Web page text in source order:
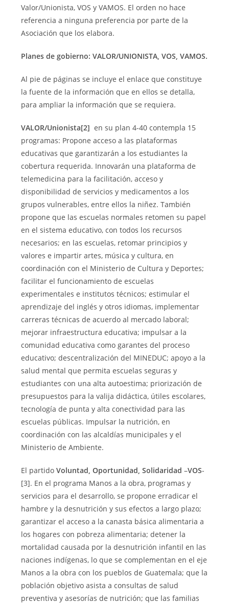
Valor/Unionista, VOS y VAMOS. El orden no hace
referencia a ninguna preferencia por parte de la
Asociación que los elabora.
Planes de gobierno: VALOR/UNIONISTA, VOS, VAMOS.
Al pie de páginas se incluye el enlace que constituye
la fuente de la información que en ellos se detalla,
para ampliar la información que se requiera.
VALOR/Unionista[2] en su plan 4-40 contempla 15
programas: Propone acceso a las plataformas
educativas que garantizarán a los estudiantes la
cobertura requerida. Innovarán una plataforma de
telemedicina para la facilitación, acceso y
disponibilidad de servicios y medicamentos a los
grupos vulnerables, entre ellos la niñez. También
propone que las escuelas normales retomen su papel
en el sistema educativo, con todos los recursos
necesarios; en las escuelas, retomar principios y
valores e impartir artes, música y cultura, en
coordinación con el Ministerio de Cultura y Deportes;
facilitar el funcionamiento de escuelas
experimentales e institutos técnicos; estimular el
aprendizaje del inglés y otros idiomas, implementar
carreras técnicas de acuerdo al mercado laboral;
mejorar infraestructura educativa; impulsar a la
comunidad educativa como garantes del proceso
educativo; descentralización del MINEDUC; apoyo a la
salud mental que permita escuelas seguras y
estudiantes con una alta autoestima; priorización de
presupuestos para la valija didáctica, útiles escolares,
tecnología de punta y alta conectividad para las
escuelas públicas. Impulsar la nutrición, en
coordinación con las alcaldías municipales y el
Ministerio de Ambiente.
El partidoVoluntad, Oportunidad, Solidaridad –VOS-
[3]. En el programa Manos a la obra, programas y
servicios para el desarrollo, se propone erradicar el
hambre y la desnutrición y sus efectos a largo plazo;
garantizar el acceso a la canasta básica alimentaria a
los hogares con pobreza alimentaria; detener la
mortalidad causada por la desnutrición infantil en las
naciones indígenas, lo que se complementan en el eje
Manos a la obra con los pueblos de Guatemala; que la
población objetivo asista a consultas de salud
preventiva y asesorías de nutrición; que las familias